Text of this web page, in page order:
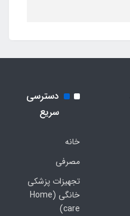
دسترسی
سریع
خانه
مصرفی
تجهیزات پزشکی
خانگی (Home
care)